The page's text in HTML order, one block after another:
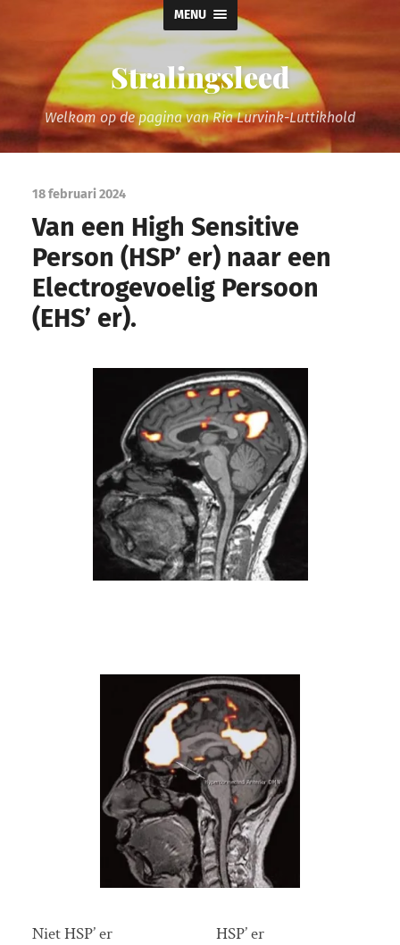
MENU
Stralingsleed
Welkom op de pagina van Ria Lurvink-Luttikhold
18 februari 2024
Van een High Sensitive
Person (HSP’ er) naar een
Electrogevoelig Persoon
(EHS’ er).
Niet HSP’ er HSP’ er